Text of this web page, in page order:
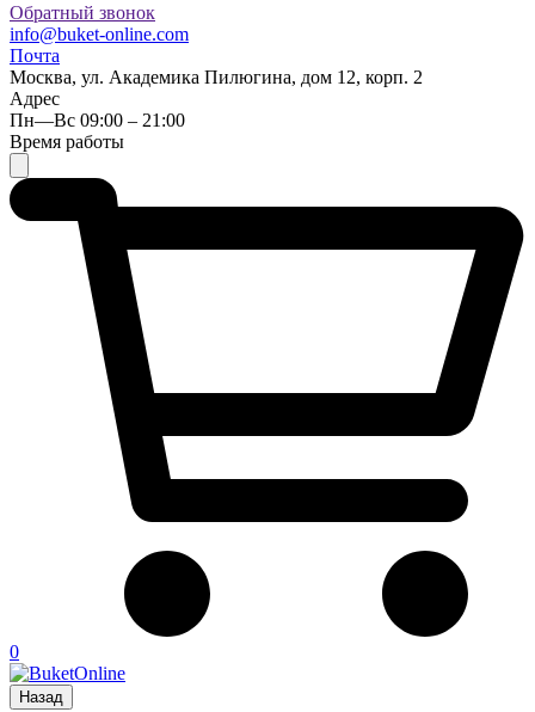
Обратный звонок
info@buket-online.com
Почта
Москва, ул. Академика Пилюгина, дом 12, корп. 2
Адрес
Пн—Вс 09:00 – 21:00
Время работы
0
Назад